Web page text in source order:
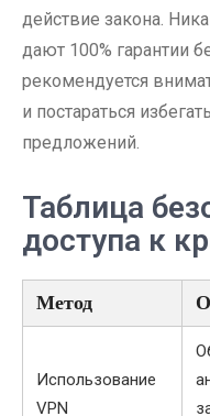
действие закона.
дают 100% гарантии
рекомендуется
и постараться
предложений.
Таблица
доступа к
Метод
Использование
VPN